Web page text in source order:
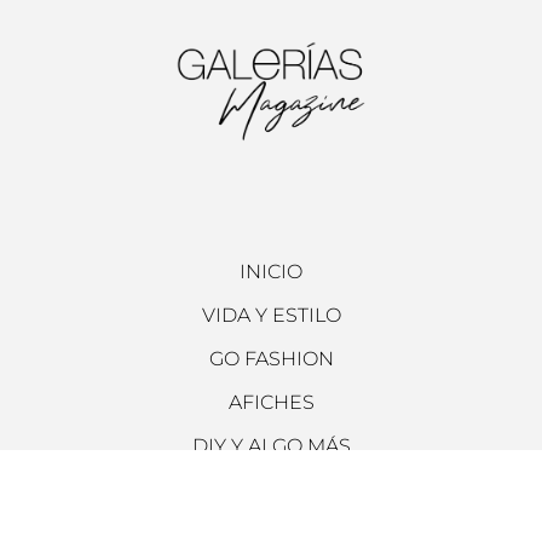
INICIO
VIDA Y ESTILO
GO FASHION
AFICHES
DIY Y ALGO MÁS